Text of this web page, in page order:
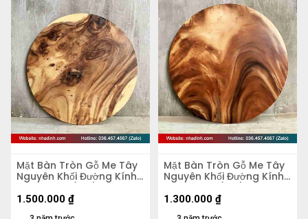
Mặt Bàn Tròn Gỗ Me Tây
Nguyên Khối Đường Kính
74 Dày 3.8 (cm)
1.500.000 ₫
Mặt Bàn Tròn Gỗ Me Tây
Nguyên Khối Đường Kính
67 Dày 4,2 (cm)
1.300.000 ₫